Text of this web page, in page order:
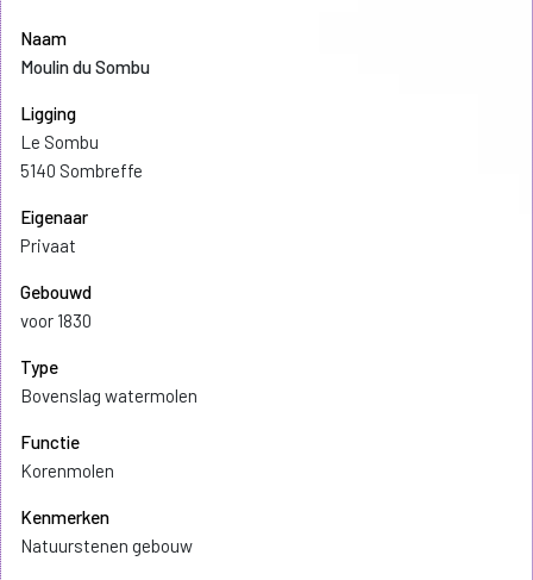
Naam
Moulin du Sombu
Ligging
Le Sombu
5140 Sombreffe
Eigenaar
Privaat
Gebouwd
voor 1830
Type
Bovenslag watermolen
Functie
Korenmolen
Kenmerken
Natuurstenen gebouw